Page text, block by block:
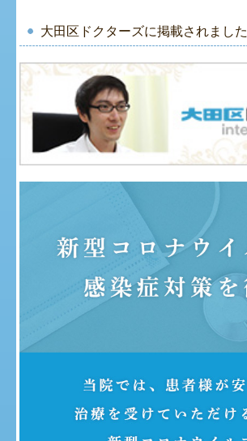
大田区ドクターズに掲載されました